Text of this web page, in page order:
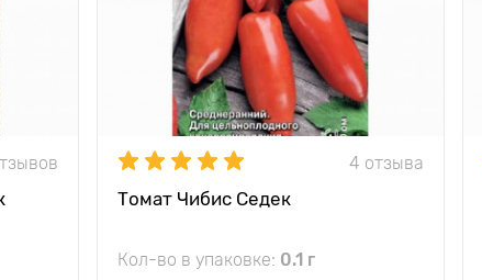
4 отзыва
Томат Чибис Седек
Кол-во в упаковке: 0.1 г